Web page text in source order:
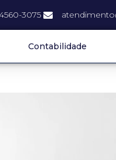
3075
Contabilidade